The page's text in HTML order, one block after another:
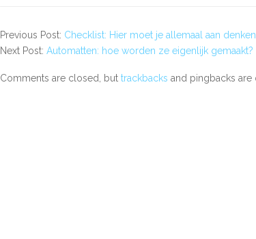
Previous Post: Checklist: Hier moet je allemaal aan
Next Post: Automatten: hoe worden ze eigenlijk gemaakt?
Comments are closed, but trackbacks and pingbacks are